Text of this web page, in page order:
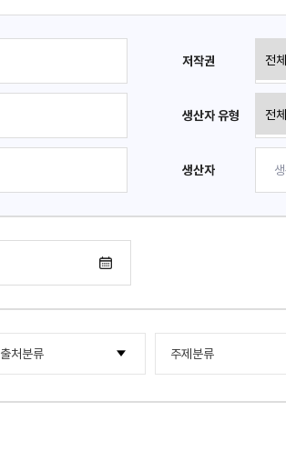
저작권
생산자 유형
생산자
출처분류 주제분류